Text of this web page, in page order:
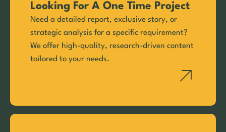
Looking For A One Time Project
Need a detailed report, exclusive story, or
strategic analysis for a specific requirement?
We offer high-quality, research-driven content
tailored to your needs.